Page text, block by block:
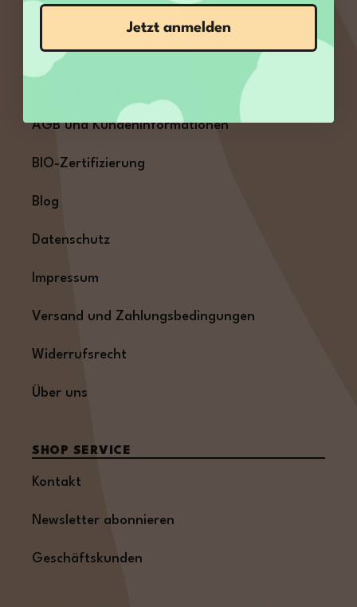
AGB und Kundeninformationen
BIO-Zertifizierung
Blog
Datenschutz
Impressum
Versand und Zahlungsbedingungen
Widerrufsrecht
Über uns
SHOP SERVICE
Kontakt
Newsletter abonnieren
Geschäftskunden
Jetzt anmelden